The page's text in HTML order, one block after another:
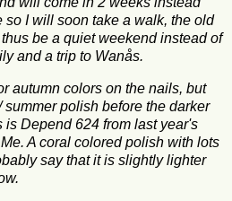
so I will soon take a walk, the old
be a quiet weekend instead of
and a trip to Wanås.
autumn colors on the nails, but
polish before the darker
Depend 624 from last year's
A coral colored polish with lots
say that it is slightly lighter